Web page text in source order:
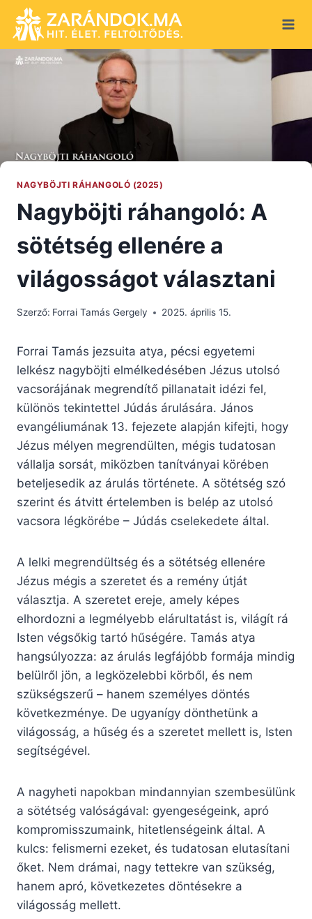
content
NAGYBÖJTI RÁHANGOLÓ (2025)
Nagyböjti ráhangoló: A
sötétség ellenére a
világosságot választani
Szerző: Forrai Tamás Gergely 2025. április 15.
Forrai Tamás jezsuita atya, pécsi egyetemi
lelkész nagyböjti elmélkedésében Jézus utolsó
vacsorájának megrendítő pillanatait idézi fel,
különös tekintettel Júdás árulására. János
evangéliumának 13. fejezete alapján kifejti, hogy
Jézus mélyen megrendülten, mégis tudatosan
vállalja sorsát, miközben tanítványai körében
beteljesedik az árulás története. A sötétség szó
szerint és átvitt értelemben is belép az utolsó
vacsora légkörébe – Júdás cselekedete által.
A lelki megrendültség és a sötétség ellenére
Jézus mégis a szeretet és a remény útját
választja. A szeretet ereje, amely képes
elhordozni a legmélyebb elárultatást is, világít rá
Isten végsőkig tartó hűségére. Tamás atya
hangsúlyozza: az árulás legfájóbb formája mindig
belülről jön, a legközelebbi körből, és nem
szükségszerű – hanem személyes döntés
következménye. De ugyanígy dönthetünk a
világosság, a hűség és a szeretet mellett is, Isten
segítségével.
A nagyheti napokban mindannyian szembesülünk
a sötétség valóságával: gyengeségeink, apró
kompromisszumaink, hitetlenségeink által. A
kulcs: felismerni ezeket, és tudatosan elutasítani
őket. Nem drámai, nagy tettekre van szükség,
hanem apró, következetes döntésekre a
világosság mellett.